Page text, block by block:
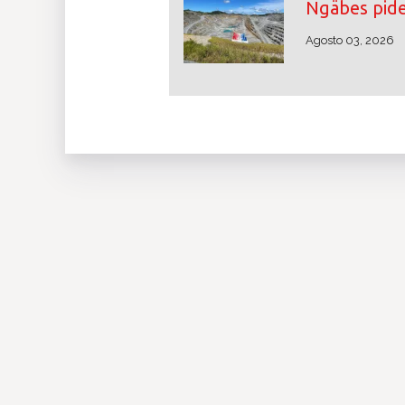
Ngäbes
Agosto 03, 2026